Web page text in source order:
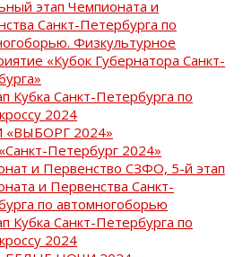
этап Чемпионата и
Санкт-Петербурга по
Физкультурное
«Кубок Губернатора Санкт-
Кубка Санкт-Петербурга по
2024
«ВЫБОРГ 2024»
Петербург 2024»
и Первенство СЗФО, 5-й этап
и Первенства Санкт-
по автомногоборью
Кубка Санкт-Петербурга по
2024